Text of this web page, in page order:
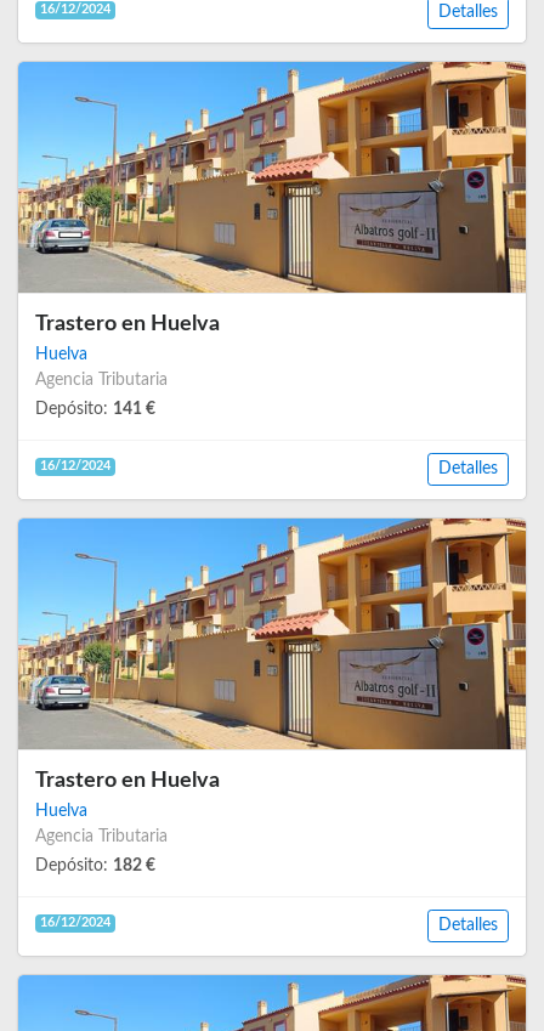
16/12/2024 Detalles
Trastero en Huelva
Huelva
Agencia Tributaria
Depósito: 141 €
16/12/2024 Detalles
Trastero en Huelva
Huelva
Agencia Tributaria
Depósito: 182 €
16/12/2024 Detalles